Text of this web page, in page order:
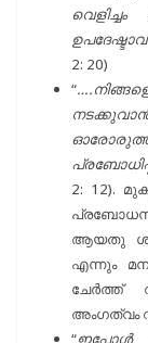
2: 20)
“
2: 12).
ആയതു
എന്നും
ചേർത്ത്
അംഗത്വം
“ഇപ്പോൾ